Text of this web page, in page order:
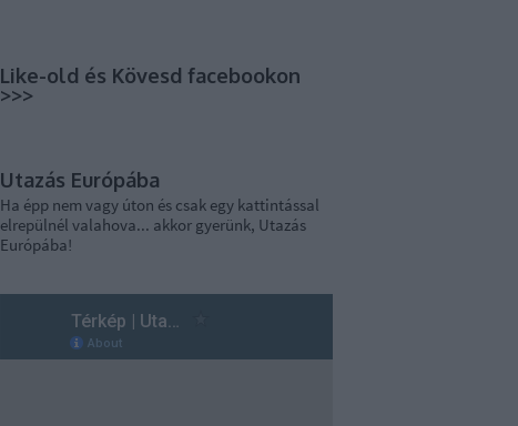
Like-old és Kövesd facebookon
>>>
Utazás Európába
Ha épp nem vagy úton és csak egy kattintással
elrepülnél valahova... akkor gyerünk, Utazás
Európába!